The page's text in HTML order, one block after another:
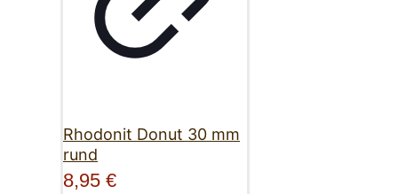
Rhodonit Donut 30 mm
rund
8,95 €